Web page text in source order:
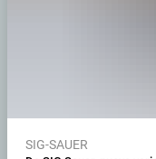
SIG-SAUER